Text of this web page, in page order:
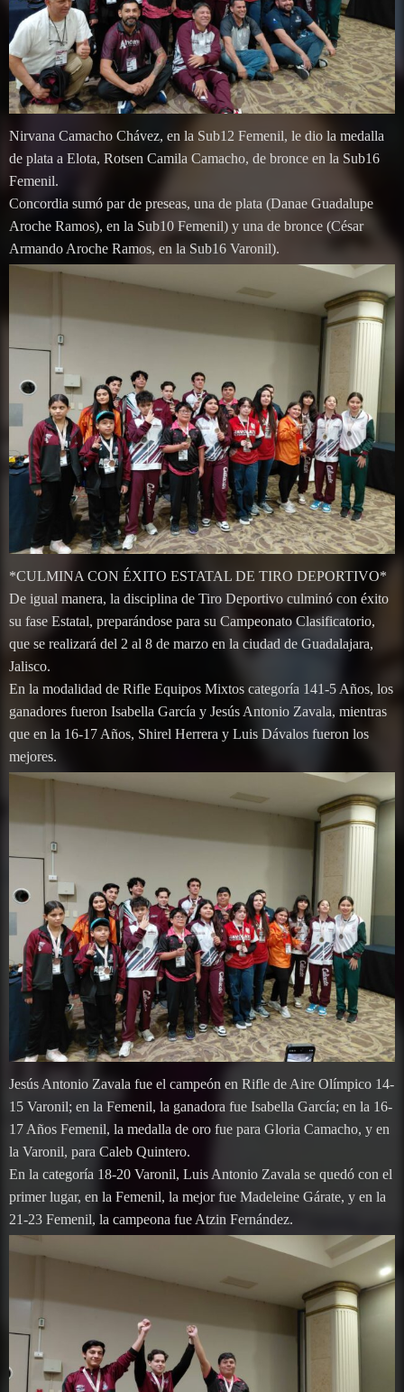
Nirvana Camacho Chávez, en la Sub12 Femenil, le dio la medalla
de plata a Elota, Rotsen Camila Camacho, de bronce en la Sub16
Femenil.
Concordia sumó par de preseas, una de plata (Danae Guadalupe
Aroche Ramos), en la Sub10 Femenil) y una de bronce (César
Armando Aroche Ramos, en la Sub16 Varonil).
*CULMINA CON ÉXITO ESTATAL DE TIRO DEPORTIVO*
De igual manera, la disciplina de Tiro Deportivo culminó con éxito
su fase Estatal, preparándose para su Campeonato Clasificatorio,
que se realizará del 2 al 8 de marzo en la ciudad de Guadalajara,
Jalisco.
En la modalidad de Rifle Equipos Mixtos categoría 141-5 Años, los
ganadores fueron Isabella García y Jesús Antonio Zavala, mientras
que en la 16-17 Años, Shirel Herrera y Luis Dávalos fueron los
mejores.
Jesús Antonio Zavala fue el campeón en Rifle de Aire Olímpico 14-
15 Varonil; en la Femenil, la ganadora fue Isabella García; en la 16-
17 Años Femenil, la medalla de oro fue para Gloria Camacho, y en
la Varonil, para Caleb Quintero.
En la categoría 18-20 Varonil, Luis Antonio Zavala se quedó con el
primer lugar, en la Femenil, la mejor fue Madeleine Gárate, y en la
21-23 Femenil, la campeona fue Atzin Fernández.